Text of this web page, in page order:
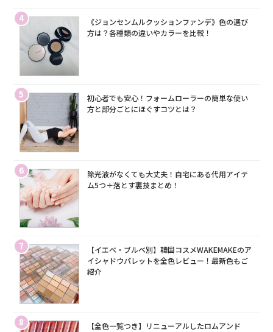
4
《ジョンセンムルクッションファンデ》色の選び
方は？各種類の違いやカラーを比較！
5
初心者でも安心！フォームローラーの簡単な使い
方と部分ごとにほぐすコツとは？
6
除光液がなくても大丈夫！自宅にある代用アイテ
ム5つ＋落とす裏技まとめ！
7
【イエベ・ブルベ別】韓国コスメWAKEMAKEのア
イシャドウパレットを全色レビュー！最新色もご
紹介
8
【全色一覧つき】リニューアルしたロムアンド